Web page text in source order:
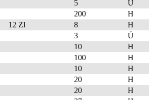
5
Ú
200
H
12 Zl 8
H
3
Ú
10
H
100
H
10
H
20
H
20
H